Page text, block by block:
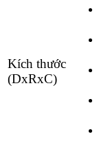
Kích thước
(DxRxC)